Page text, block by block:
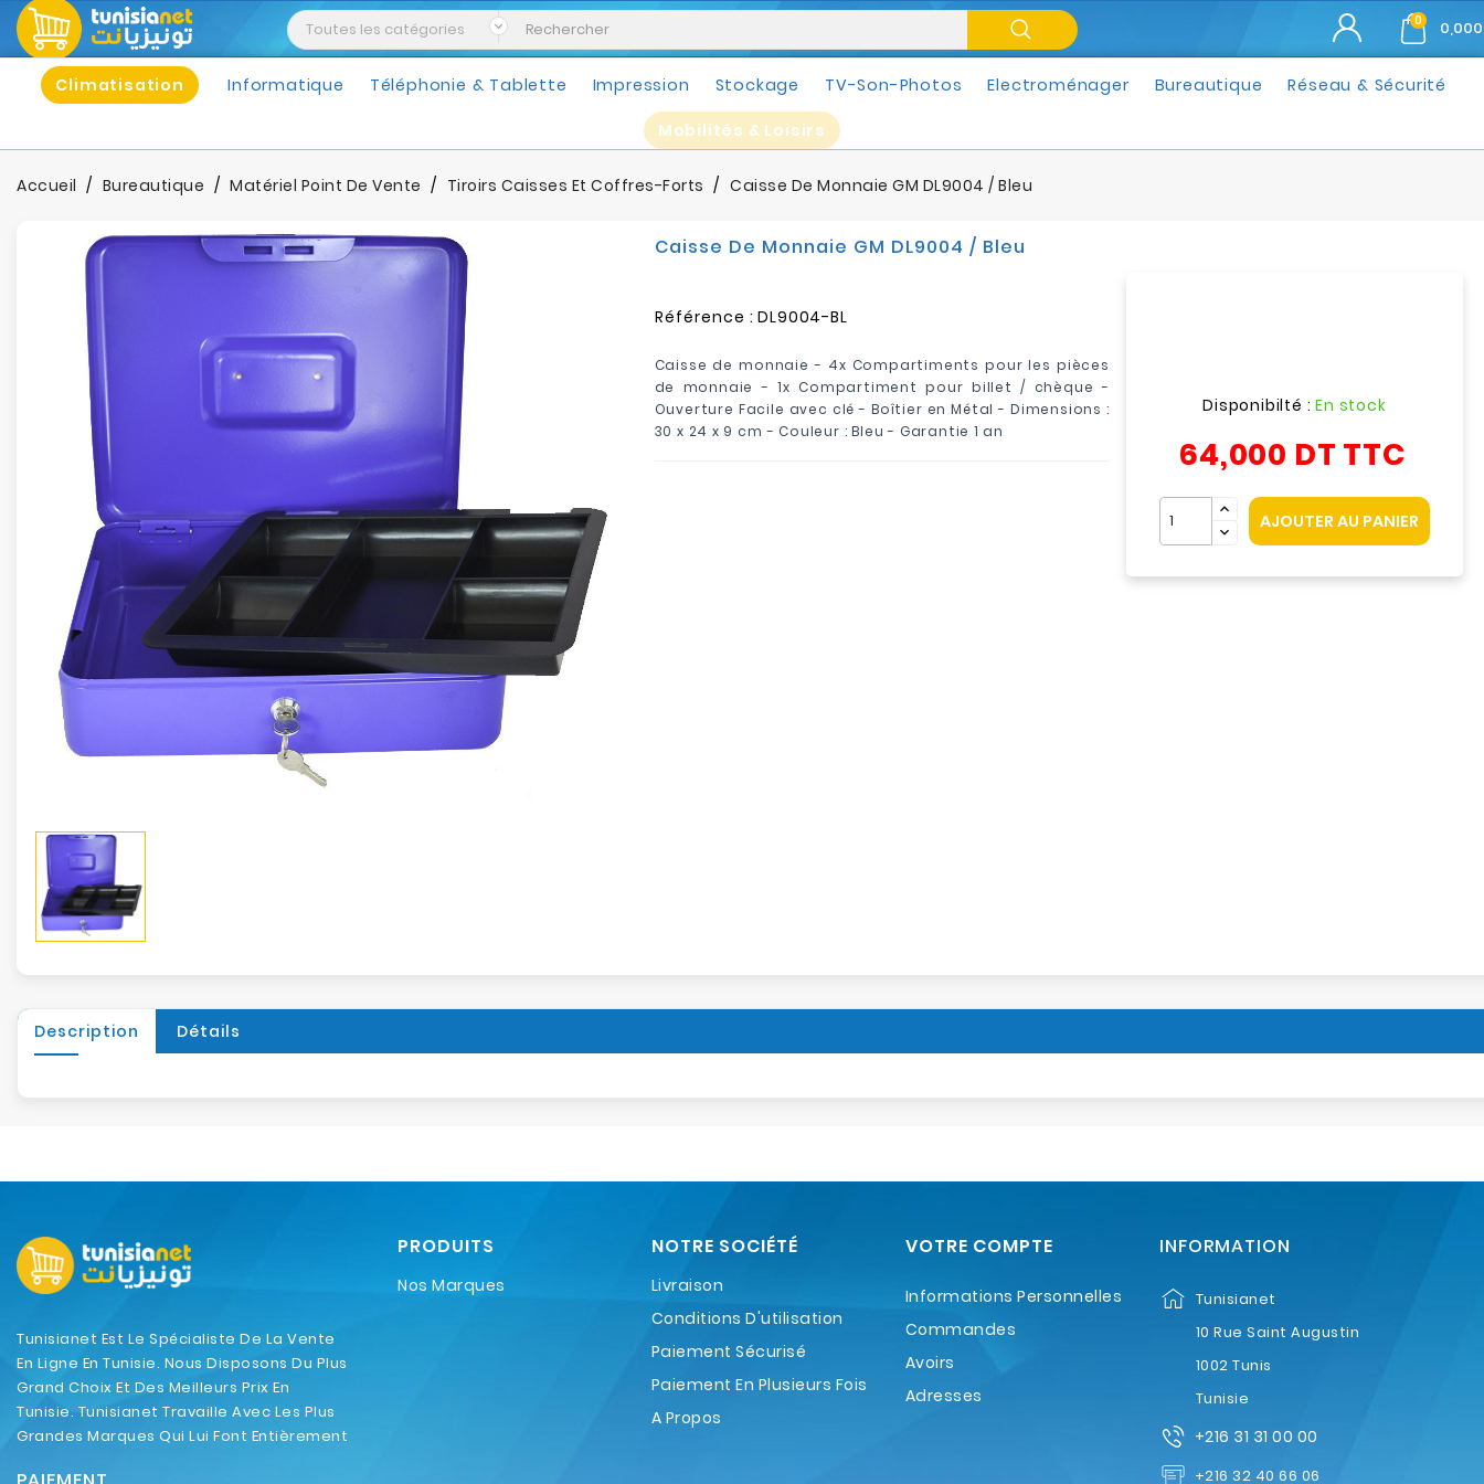
0
Climatisation Informatique Téléphonie & Tablette Impression Stockage TV-Son-Photos Electroménager Bureautique Réseau & Sécurité
Mobilités & Loisirs
Accueil Bureautique Matériel Point De Vente Tiroirs Caisses Et Coffres-Forts Caisse De Monnaie GM DL9004 / Bleu
Caisse De Monnaie GM DL9004 / Bleu
Référence : DL9004-BL
Caisse de monnaie - 4x Compartiments pour les pièces
de monnaie -1x Compartiment pour billet / chèque -
Ouverture Facile avec clé - Boîtier en Métal - Dimensions :
30 x 24 x 9 cm - Couleur : Bleu - Garantie 1 an
Disponibilté :En stock
64,000 DT TTC
AJOUTER AU PANIER
Description Détails
Tunisianet Est Le Spécialiste De La Vente
En Ligne En Tunisie. Nous Disposons Du Plus
Grand Choix Et Des Meilleurs Prix En
Tunisie. Tunisianet Travaille Avec Les Plus
Grandes Marques Qui Lui Font Entièrement
PRODUITS
Nos Marques
NOTRE SOCIÉTÉ
Livraison
Conditions D'utilisation
Paiement Sécurisé
Paiement En Plusieurs Fois
A Propos
VOTRE COMPTE
Informations Personnelles
Commandes
Avoirs
Adresses
INFORMATION
Tunisianet
10 Rue Saint Augustin
1002 Tunis
Tunisie
+216 31 31 00 00
+216 32 40 66 06